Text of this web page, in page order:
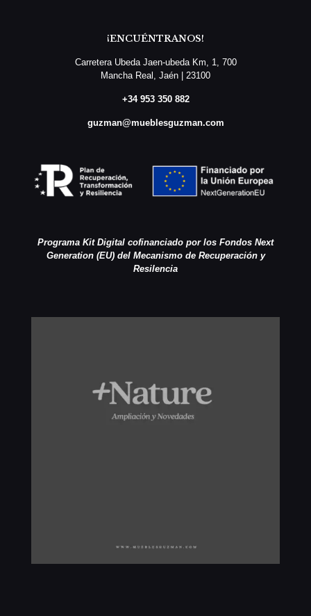
¡ENCUÉNTRANOS!
Carretera Ubeda Jaen-ubeda Km, 1, 700
Mancha Real, Jaén | 23100
+34 953 350 882
guzman@mueblesguzman.com
Programa Kit Digital cofinanciado por los Fondos Next
Generation (EU) del Mecanismo de Recuperación y
Resilencia